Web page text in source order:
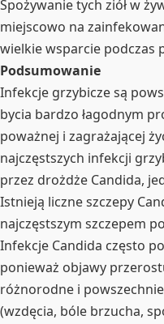
Spożywanie tych ziół w
miejscowo na
wielkie wsparcie podczas
Podsumowanie
Infekcje grzybicze są
bycia bardzo łagodnym
poważnej i zagrażającej
najczęstszych infekcji
przez drożdże Candida,
Istnieją liczne szczepy
najczęstszym szczepem
Infekcje Candida często
ponieważ objawy
różnorodne i
(wzdęcia, bóle brzucha,